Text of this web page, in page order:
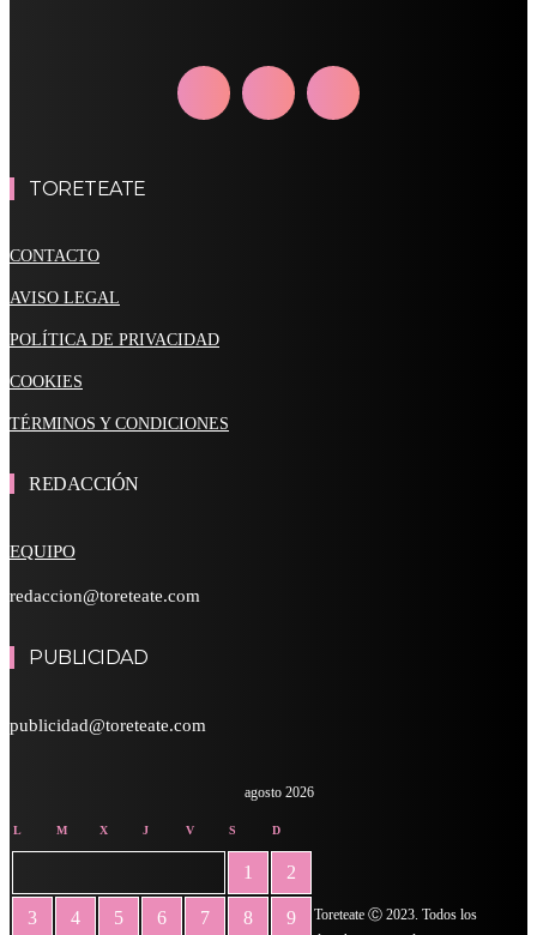
TORETEATE
CONTACTO
AVISO LEGAL
POLÍTICA DE PRIVACIDAD
COOKIES
TÉRMINOS Y CONDICIONES
REDACCIÓN
EQUIPO
redaccion@toreteate.com
PUBLICIDAD
publicidad@toreteate.com
agosto 2026
L M X J V S D
1 2
3 4 5 6 7 8 9
Toreteate Ⓒ 2023. Todos los